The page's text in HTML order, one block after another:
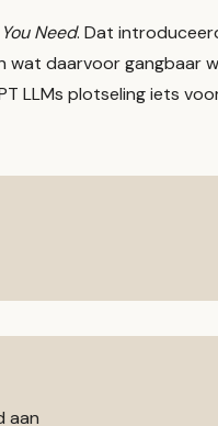
Need. Dat
daarvoor gangbaar
LLMs plotseling iets
aan